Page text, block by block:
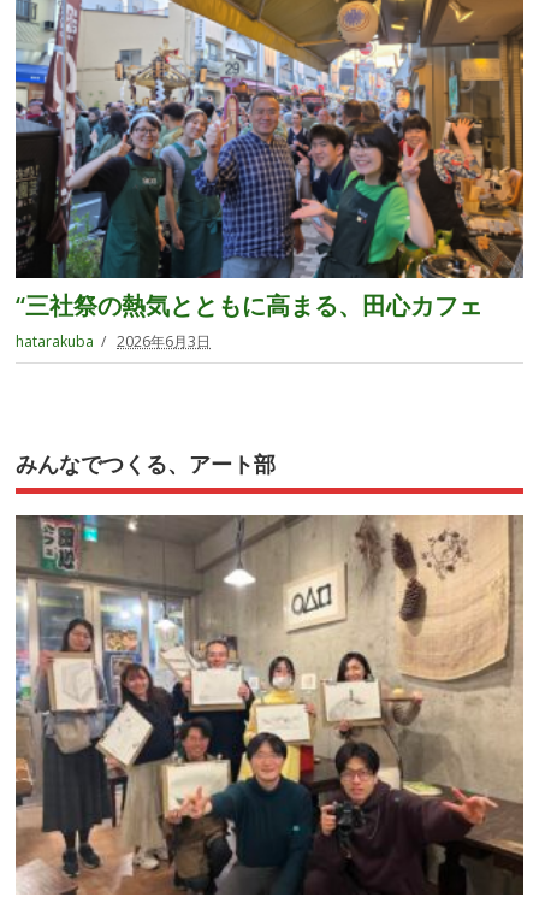
“三社祭の熱気とともに高まる、田心カフェ
hatarakuba 2026年6月3日
みんなでつくる、アート部